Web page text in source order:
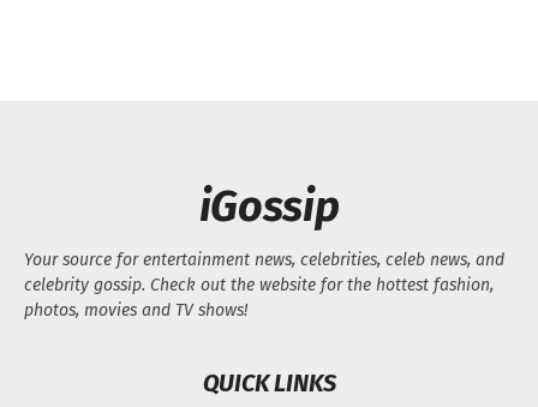
iGossip
Your source for entertainment news, celebrities, celeb news, and
celebrity gossip. Check out the website for the hottest fashion,
photos, movies and TV shows!
QUICK LINKS